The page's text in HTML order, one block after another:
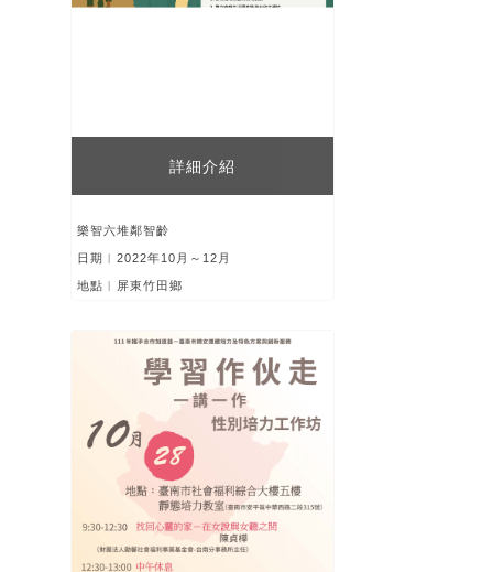
詳細介紹
樂智六堆鄰智齡
日期︱2022年10月～12月
地點︱屏東竹田鄉